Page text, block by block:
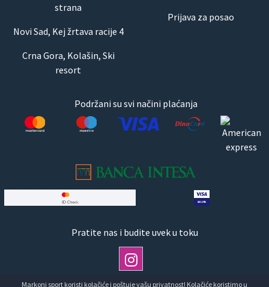
strana
Novi Sad, Kej žrtava racije 4
Crna Gora, Kolašin, Ski
resort
Prijava za posao
Podržani su svi načini plaćanja
Pratite nas i budite uvek u toku
Markoni sport koristi kolačiće i poštuje vašu privatnost! Kolačiće koristimo u